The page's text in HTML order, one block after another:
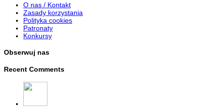
O nas / Kontakt
Zasady korzystania
Polityka cookies
Patronaty
Konkursy
Obserwuj nas
Recent Comments